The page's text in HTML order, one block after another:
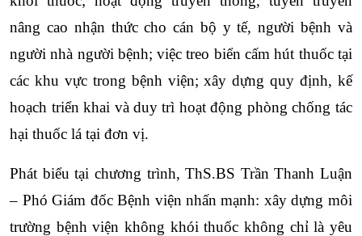
nâng cao nhận thức cho cán bộ y tế, người bệnh và
người nhà người bệnh; việc treo biển cấm hút thuốc tại
các khu vực trong bệnh viện; xây dựng quy định, kế
hoạch triển khai và duy trì hoạt động phòng chống tác
hại thuốc lá tại đơn vị.
Phát biểu tại chương trình, ThS.BS Trần Thanh Luận
– Phó Giám đốc Bệnh viện nhấn mạnh: xây dựng môi
trường bệnh viện không khói thuốc không chỉ là yêu